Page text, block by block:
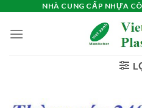
content
NHÀ CUNG CẤP NHỰA